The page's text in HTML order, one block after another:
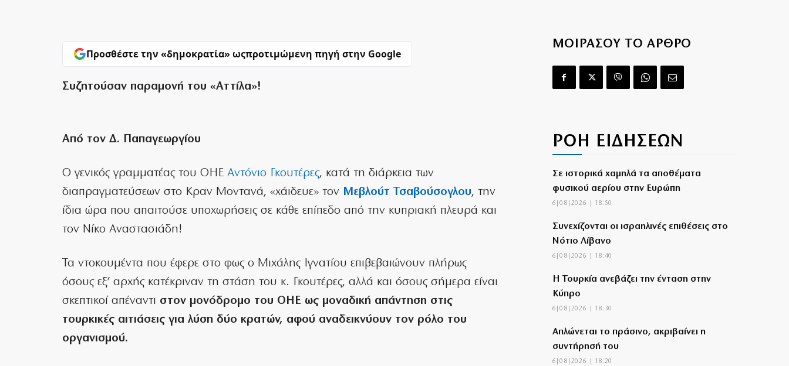
Προσθέστε την «δημοκρατία» ωςπροτιμώμενη πηγή στην Google
Συζητούσαν παραμονή του «Αττίλα»!
Από τον Δ. Παπαγεωργίου
Ο γενικός γραμματέας του ΟΗΕ Αντόνιο Γκουτέρες, κατά τη διάρκεια των
διαπραγματεύσεων στο Κραν Μοντανά, «χάιδευε» τον Μεβλούτ Τσαβούσογλου, την
ίδια ώρα που απαιτούσε υποχωρήσεις σε κάθε επίπεδο από την κυπριακή πλευρά και
τον Νίκο Αναστασιάδη!
Τα ντοκουμέντα που έφερε στο φως ο Μιχάλης Ιγνατίου επιβεβαιώνουν πλήρως
όσους εξ’ αρχής κατέκριναν τη στάση του κ. Γκουτέρες, αλλά και όσους σήμερα είναι
σκεπτικοί απέναντι στον μονόδρομο του ΟΗΕ ως μοναδική απάντηση στις
τουρκικές αιτιάσεις για λύση δύο κρατών, αφού αναδεικνύουν τον ρόλο του
οργανισμού.
ΜΟΙΡΑΣΟΥ ΤΟ ΑΡΘΡΟ
ΡΟΗ ΕΙΔΗΣΕΩΝ
Σε ιστορικά χαμηλά τα αποθέματα
φυσικού αερίου στην Ευρώπη
6|08|2026 | 18:50
Συνεχίζονται οι ισραηλινές επιθέσεις στο
Νότιο Λίβανο
6|08|2026 | 18:40
Η Τουρκία ανεβάζει την ένταση στην
Κύπρο
6|08|2026 | 18:30
Απλώνεται το πράσινο, ακριβαίνει η
συντήρησή του
6|08|2026 | 18:20